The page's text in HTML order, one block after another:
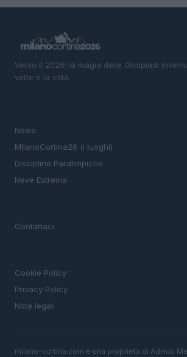
Verso il 2026: la magia delle Olimpiadi
vette e la città.
News
MIlanoCortina26 (i luoghi)
Discipline Paralimpiche
Neve Estrema
Contattaci
Cookie Policy
Privacy Policy
Note legali
milano-cortina.com è una proprietà di AdHub